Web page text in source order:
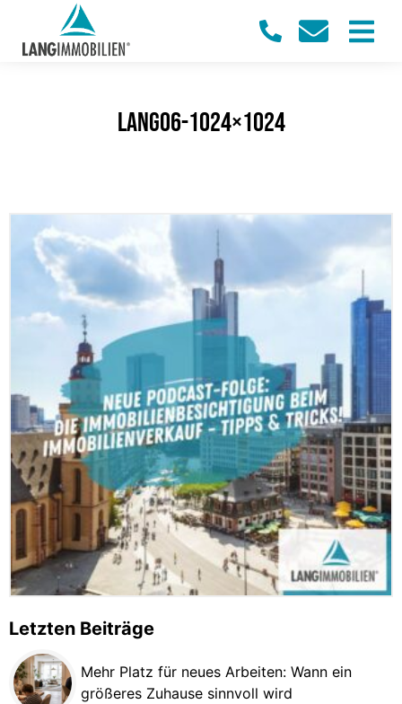
Lang06-1024×1024
Letzten Beiträge
Mehr Platz für neues Arbeiten: Wann ein
größeres Zuhause sinnvoll wird